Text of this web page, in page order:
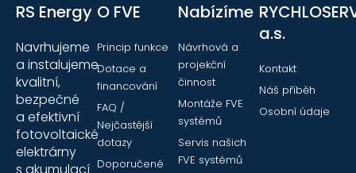
RS Energy
Navrhujeme
a instalujeme
kvalitní,
bezpečné
a efektivní
fotovoltaické
elektrárny
O FVE
Princip funkce
Dotace a
financování
FAQ /
Nejčastější
dotazy
Doporučené
Nabízíme
Návrhová a
projekční
činnost
Montáže FVE
systémů
Servis našich
FVE systémů
a.s.
Kontakt
Náš příběh
Osobní údaje